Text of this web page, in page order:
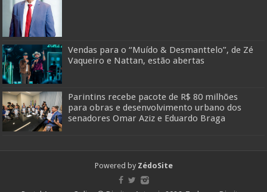
Vendas para o “Muído & Desmanttelo”, de Zé
Vaqueiro e Nattan, estão abertas
Parintins recebe pacote de R$ 80 milhões
para obras e desenvolvimento urbano dos
senadores Omar Aziz e Eduardo Braga
Powered by ZédoSite